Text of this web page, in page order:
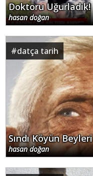
Doktoru Uğurladık!
hasan doğan
#datça tarih
Sındı Köyün Beyleri
hasan doğan